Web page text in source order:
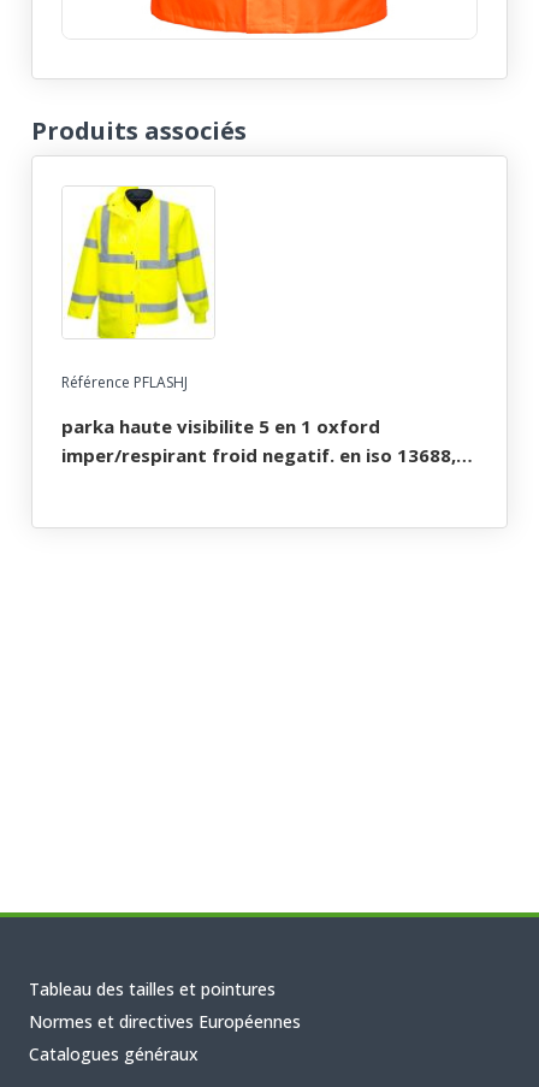
Produits associés
Référence PFLASHJ
parka haute visibilite 5 en 1 oxford
imper/respirant froid negatif. en iso 13688,
Tableau des tailles et pointures
Normes et directives Européennes
Catalogues généraux